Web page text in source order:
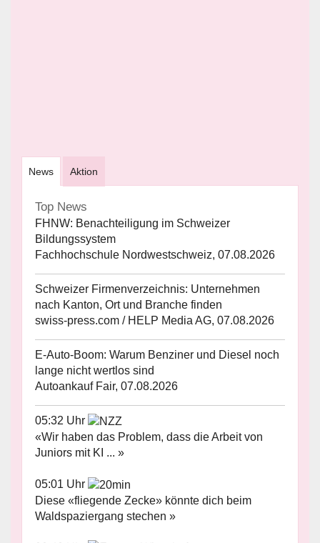
News Aktion
Top News
FHNW: Benachteiligung im Schweizer
Bildungssystem
Fachhochschule Nordwestschweiz, 07.08.2026
Schweizer Firmenverzeichnis: Unternehmen
nach Kanton, Ort und Branche finden
swiss-press.com / HELP Media AG, 07.08.2026
E-Auto-Boom: Warum Benziner und Diesel noch
lange nicht wertlos sind
Autoankauf Fair, 07.08.2026
05:32 Uhr
«Wir haben das Problem, dass die Arbeit von
Juniors mit KI ... »
05:01 Uhr
Diese «fliegende Zecke» könnte dich beim
Waldspaziergang stechen »